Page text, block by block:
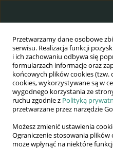
Przetwarzamy dane osobowe
serwisu. Realizacja funkcji
i ich zachowaniu odbywa się
formularzach informacje oraz
końcowych plików cookies (tzw.
cookies, wykorzystywane są w
wygodnego korzystania ze
ruchu zgodnie z Polityką
przetwarzane przez narzędzie
Możesz zmienić ustawienia
Ograniczenie stosowania
może wpłynąć na niektóre
Wydawnictwo
AWSGE
Akademia Nauk
WSGE
im. Alcide De Gasperi